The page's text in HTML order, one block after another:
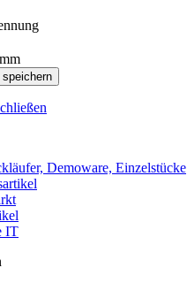
Demoware, Einzelstücke
IT